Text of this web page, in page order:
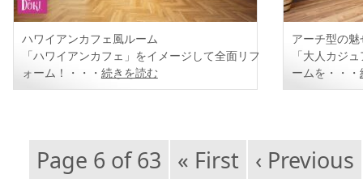
ハワイアンカフェ風ルーム
「ハワイアンカフェ」をイメージして全面リフ
ォーム！・・・ 続きを読む
アーチ型の
「大人カジ
ームを・・・
Page 6 of 63 « First ‹ Previous